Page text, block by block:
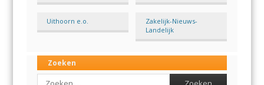
Uithoorn e.o.
Zakelijk-Nieuws-
Landelijk
Zoeken
Search